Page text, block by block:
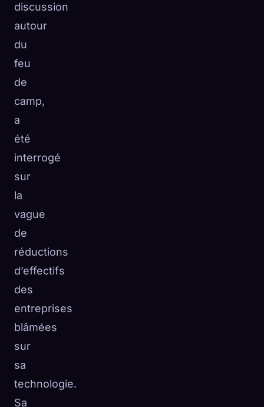
discussion
autour
du
feu
de
camp,
a
été
interrogé
sur
la
vague
de
réductions
d’effectifs
des
entreprises
blâmées
sur
sa
technologie.
Sa